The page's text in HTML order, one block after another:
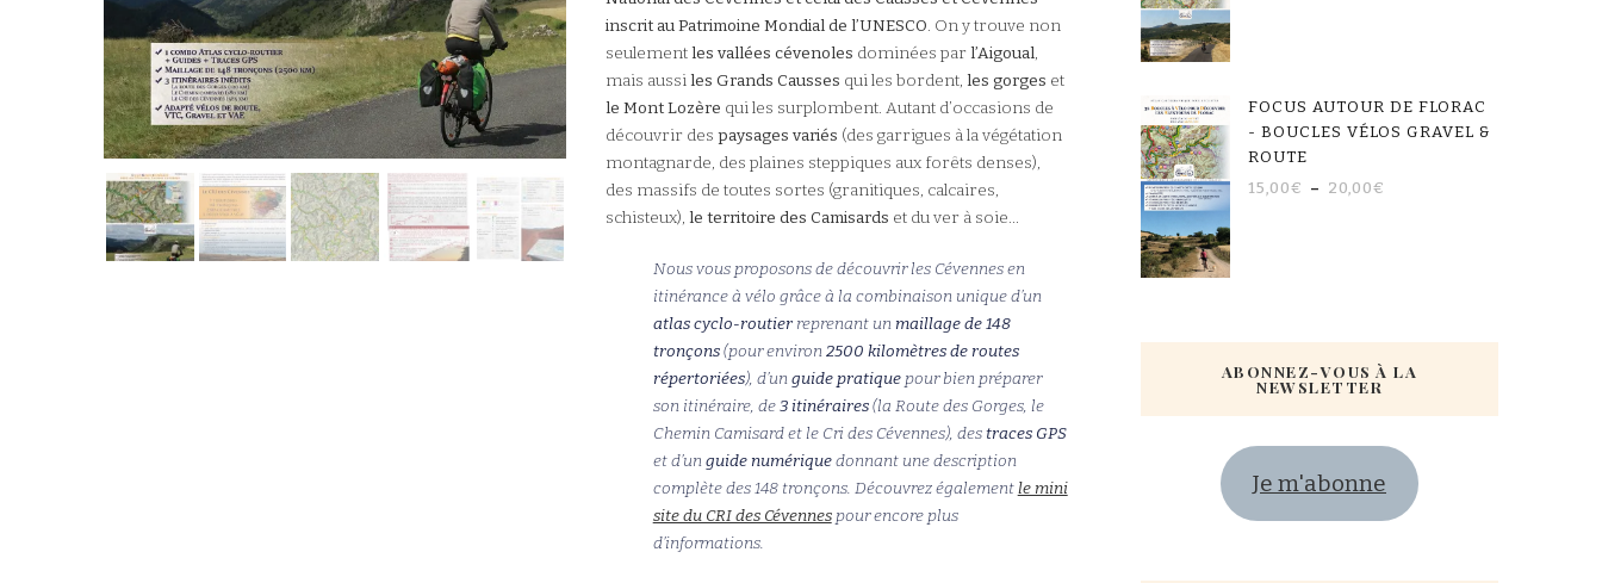
inscrit au Patrimoine Mondial de l’UNESCO. On y trouve non
seulementles vallées cévenoles dominées parl’Aigoual,
mais aussiles Grands Causses qui les bordent, les gorges et
le Mont Lozère qui les surplombent. Autant d’occasions de
découvrir des paysages variés (des garrigues à la végétation
montagnarde, des plaines steppiques aux forêts denses),
des massifs de toutes sortes (granitiques, calcaires,
schisteux), le territoire des Camisards et du ver à soie…
Nous vous proposons de découvrir les Cévennes en
itinérance à vélo grâce à la combinaison unique d’un
atlas cyclo-routierreprenant un maillage de 148
tronçons(pour environ2500 kilomètres de routes
répertoriées), d’unguide pratiquepour bien préparer
son itinéraire, de3 itinéraires(la Route des Gorges, le
Chemin Camisard et le Cri des Cévennes), destraces GPS
et d’unguide numériquedonnant une description
complète des 148 tronçons. Découvrez égalementle mini
site du CRI des Cévennespour encore plus
d’informations.
FOCUS AUTOUR DE FLORAC
- BOUCLES VÉLOS GRAVEL &
ROUTE
15,00€ – 20,00€
ABONNEZ-VOUS À LA
NEWSLETTER
Je m'abonne